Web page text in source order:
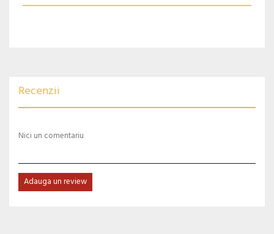
Recenzii
Nici un comentariu
Adauga un review